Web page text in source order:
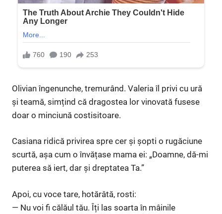
Olivian îngenunche, tremurând. Valeria îl privi cu ură
și teamă, simțind că dragostea lor vinovată fusese
doar o minciună costisitoare.
Casiana ridică privirea spre cer și șopti o rugăciune
scurtă, așa cum o învățase mama ei: „Doamne, dă-mi
puterea să iert, dar și dreptatea Ta.”
Apoi, cu voce tare, hotărâtă, rosti:
— Nu voi fi călăul tău. Îți las soarta în mâinile